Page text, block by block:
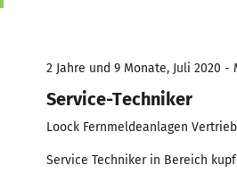
2 Jahre und 9 Monate, Juli 2020 -
Service-Techniker
Loock Fernmeldeanlagen
Service Techniker in Bereich